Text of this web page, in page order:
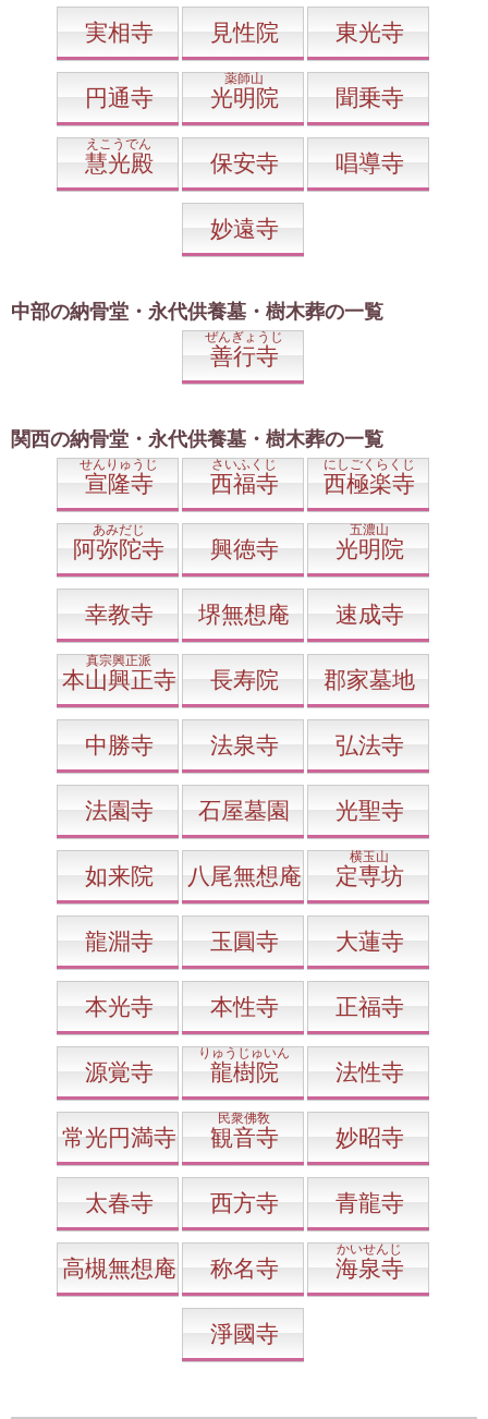
実相寺 見性院 東光寺
円通寺
薬師山
光明院 聞乗寺
えこうでん
慧光殿 保安寺 唱導寺
妙遠寺
中部の納骨堂・永代供養墓・樹木葬の一覧
ぜんぎょうじ
善行寺
関西の納骨堂・永代供養墓・樹木葬の一覧
せんりゅうじ
宣隆寺
さいふくじ
西福寺
にしごくらくじ
西極楽寺
あみだじ
阿弥陀寺 興徳寺
五濃山
光明院
幸教寺 堺無想庵 速成寺
真宗興正派
本山興正寺 長寿院 郡家墓地
中勝寺 法泉寺 弘法寺
法園寺 石屋墓園 光聖寺
如来院 八尾無想庵
横玉山
定専坊
龍淵寺 玉圓寺 大蓮寺
本光寺 本性寺 正福寺
源覚寺
りゅうじゅいん
龍樹院 法性寺
常光円満寺
民衆佛敎
観音寺 妙昭寺
太春寺 西方寺 青龍寺
高槻無想庵 称名寺
かいせんじ
海泉寺
淨國寺